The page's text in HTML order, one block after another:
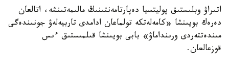
اتىراۋ وبلىستىق پوليتسيا دەپارتامەنتىنىڭ مالىمەتىنشە، اتالعان
دەرەك بويىنشا «كامەلەتكە تولماعان ادامدى تاربيەلەۋ جونىندەگى
مىندەتتەردى ورىنداماۋ» بابى بويىنشا قىلمىستىق ءىس
قوزعالعان.